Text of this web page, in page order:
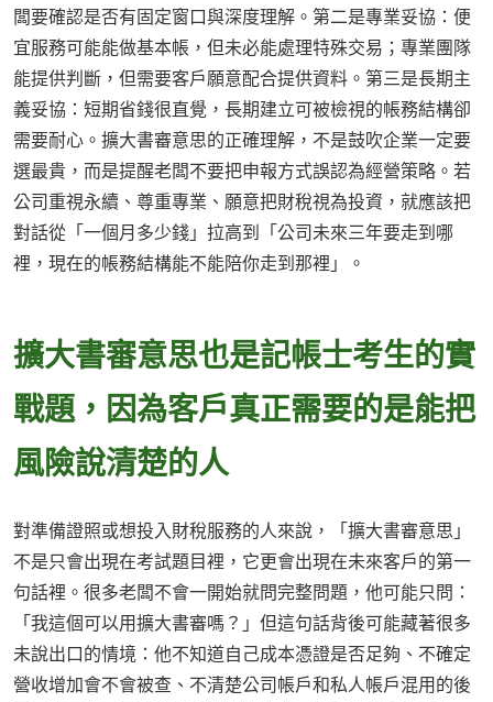
闆要確認是否有固定窗口與深度理解。第二是專業妥協：便
宜服務可能能做基本帳，但未必能處理特殊交易；專業團隊
能提供判斷，但需要客戶願意配合提供資料。第三是長期主
義妥協：短期省錢很直覺，長期建立可被檢視的帳務結構卻
需要耐心。擴大書審意思的正確理解，不是鼓吹企業一定要
選最貴，而是提醒老闆不要把申報方式誤認為經營策略。若
公司重視永續、尊重專業、願意把財稅視為投資，就應該把
對話從「一個月多少錢」拉高到「公司未來三年要走到哪
裡，現在的帳務結構能不能陪你走到那裡」。
擴大書審意思也是記帳士考生的實
戰題，因為客戶真正需要的是能把
風險說清楚的人
對準備證照或想投入財稅服務的人來說，「擴大書審意思」
不是只會出現在考試題目裡，它更會出現在未來客戶的第一
句話裡。很多老闆不會一開始就問完整問題，他可能只問：
「我這個可以用擴大書審嗎？」但這句話背後可能藏著很多
未說出口的情境：他不知道自己成本憑證是否足夠、不確定
營收增加會不會被查、不清楚公司帳戶和私人帳戶混用的後